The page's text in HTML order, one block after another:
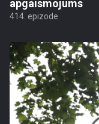
apgaismojums
414. epizode